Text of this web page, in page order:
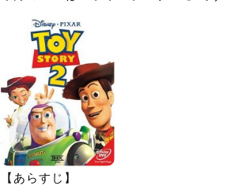
【あらすじ】